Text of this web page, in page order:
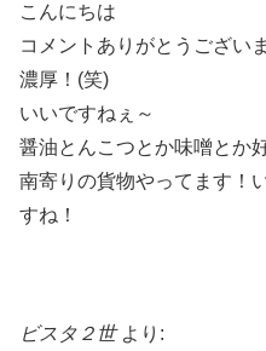
こんにちは
コメントありがとうござい
濃厚！(笑)
いいですねぇ～
醤油とんこつとか味噌とか
南寄りの貨物やってます！
すね！
ビスタ２世 より: